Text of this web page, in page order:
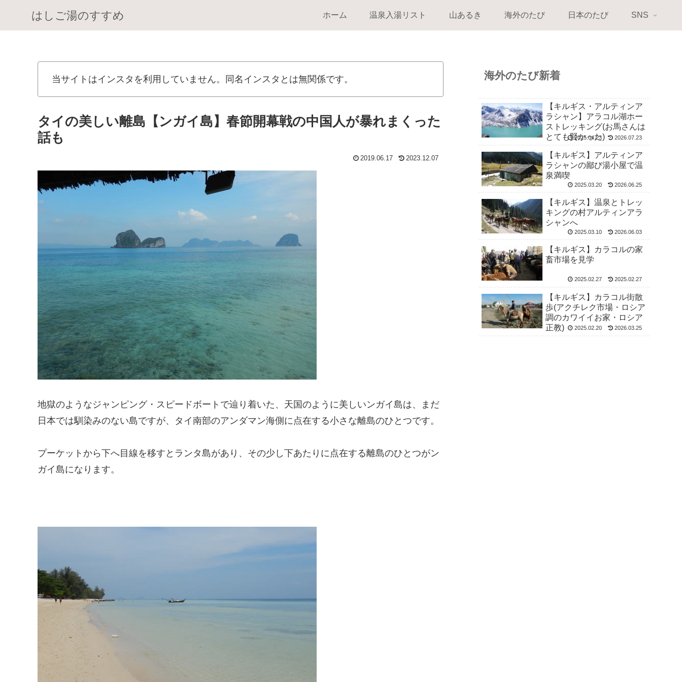
はしご湯のすすめ ホーム 温泉入湯リスト 山あるき 海外のたび 日本のたび SNS
当サイトはインスタを利用していません。同名インスタとは無関係です。
タイの美しい離島【ンガイ島】春節開幕戦の中国人が暴れまくった
話も
2019.06.17 2023.12.07
地獄のようなジャンピング・スピードボートで辿り着いた、天国のように美しいンガイ島は、まだ
日本では馴染みのない島ですが、タイ南部のアンダマン海側に点在する小さな離島のひとつです。
プーケットから下へ目線を移すとランタ島があり、その少し下あたりに点在する離島のひとつがン
ガイ島になります。
海外のたび新着
【キルギス・アルティンア
ラシャン】アラコル湖ホー
ストレッキング(お馬さんは
とても賢かった)
2025.04.23 2026.07.23
【キルギス】アルティンア
ラシャンの鄙び湯小屋で温
泉満喫
2025.03.20 2026.06.25
【キルギス】温泉とトレッ
キングの村アルティンアラ
シャンへ
2025.03.10 2026.06.03
【キルギス】カラコルの家
畜市場を見学
2025.02.27 2025.02.27
【キルギス】カラコル街散
歩(アクチレク市場・ロシア
調のカワイイお家・ロシア
正教)
2025.02.20 2026.03.25